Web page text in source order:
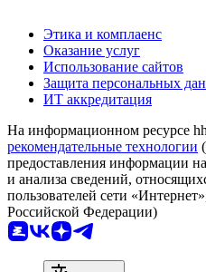
Этика и комплаенс
Оказание услуг
Использование сайтов
Защита персональных
ИТ аккредитация
На информационном ресурсе
рекомендательные технологии
предоставления информации
и анализа сведений,
пользователей сети
Российской Федерации)